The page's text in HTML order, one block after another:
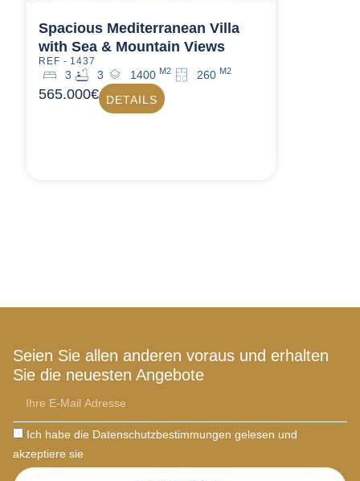
Spacious Mediterranean Villa
with Sea & Mountain Views
REF - 1437
3 3 1400 M2 260 M2
565.000€ DETAILS
Seien Sie allen anderen voraus und erhalten
Sie die neuesten Angebote
Ich habe die Datenschutzbestimmungen gelesen und
akzeptiere sie